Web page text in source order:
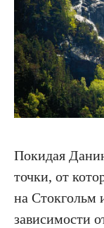
Покидая
точки, от
на Стокгольм
зависимости